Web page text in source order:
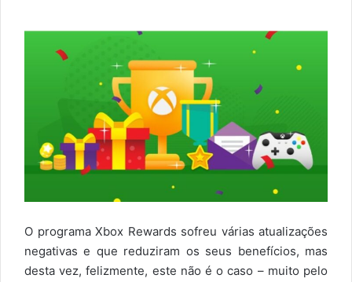
O programa Xbox Rewards sofreu várias atualizações
negativas e que reduziram os seus benefícios, mas
desta vez, felizmente, este não é o caso – muito pelo